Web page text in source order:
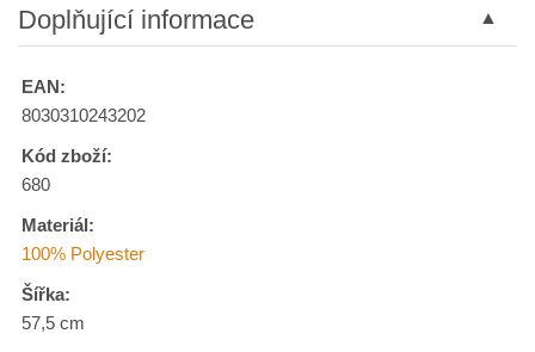
Doplňující informace
EAN:
8030310243202
Kód zboží:
680
Materiál:
100% Polyester
Šířka:
57,5 cm